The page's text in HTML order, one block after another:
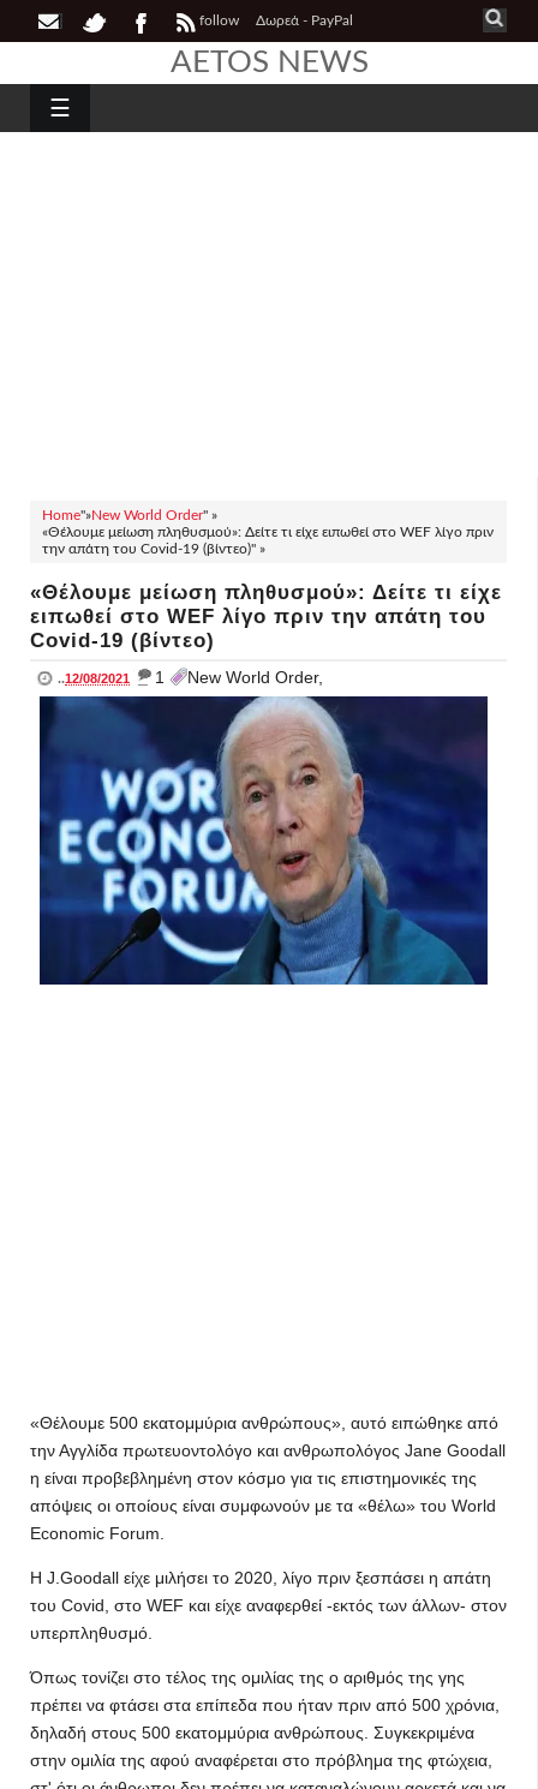
follow Δωρεά - PayPal
AETOS NEWS
☰
Home"»New World Order" »
«Θέλουμε μείωση πληθυσμού»: Δείτε τι είχε ειπωθεί στο WEF λίγο πριν
την απάτη του Covid-19 (βίντεο)" »
«Θέλουμε μείωση πληθυσμού»: Δείτε τι είχε
ειπωθεί στο WEF λίγο πριν την απάτη του
Covid-19 (βίντεο)
..12/08/2021 _ 1 New World Order,
«Θέλουμε 500 εκατομμύρια ανθρώπους», αυτό ειπώθηκε από
την Αγγλίδα πρωτευοντολόγο και ανθρωπολόγος Jane Goodall
η είναι προβεβλημένη στον κόσμο για τις επιστημονικές της
απόψεις οι οποίους είναι συμφωνούν με τα «θέλω» του World
Economic Forum.
Η J.Goodall είχε μιλήσει το 2020, λίγο πριν ξεσπάσει η απάτη
του Covid, στο WEF και είχε αναφερθεί -εκτός των άλλων- στον
υπερπληθυσμό.
Όπως τονίζει στο τέλος της ομιλίας της ο αριθμός της γης
πρέπει να φτάσει στα επίπεδα που ήταν πριν από 500 χρόνια,
δηλαδή στους 500 εκατομμύρια ανθρώπους. Συγκεκριμένα
στην ομιλία της αφού αναφέρεται στο πρόβλημα της φτώχεια,